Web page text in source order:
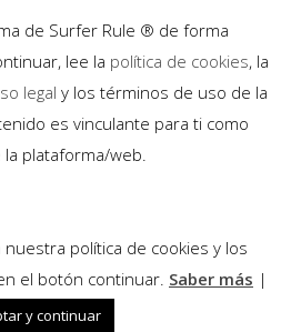
de Surfer Rule ® de forma
lee la política de cookies, la
legal y los términos de uso de la
es vinculante para ti como
plataforma/web.
política de cookies y los
el botón continuar. Saber más |
y continuar